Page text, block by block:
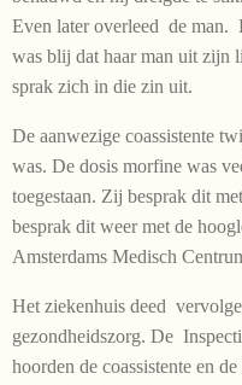
Even later overleed de man.
was blij dat haar man uit zijn
sprak zich in die zin uit.
De aanwezige coassistente
was. De dosis morfine was
toegestaan. Zij besprak dit
besprak dit weer met de
Amsterdams Medisch
Het ziekenhuis deed
gezondheidszorg. De
hoorden de coassistente en